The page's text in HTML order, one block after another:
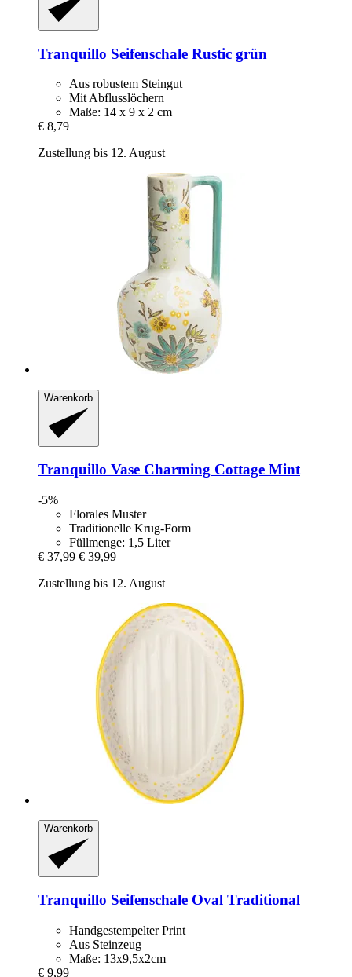
Tranquillo Seifenschale Rustic grün
Aus robustem Steingut
Mit Abflusslöchern
Maße: 14 x 9 x 2 cm
€ 8,79
Zustellung bis 12. August
Warenkorb
Tranquillo Vase Charming Cottage Mint
-5%
Florales Muster
Traditionelle Krug-Form
Füllmenge: 1,5 Liter
€ 37,99 € 39,99
Zustellung bis 12. August
Warenkorb
Tranquillo Seifenschale Oval Traditional
Handgestempelter Print
Aus Steinzeug
Maße: 13x9,5x2cm
€ 9,99